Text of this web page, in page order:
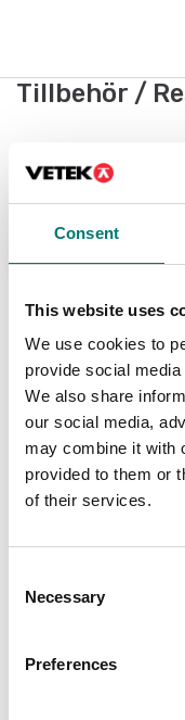
Consent
This website uses
We use cookies to
provide social
We also share
our social media,
may combine it with
provided to them or
of their services.
Selection
Necessary
Preferences
Tillbehör /
Balkvåg WB 2